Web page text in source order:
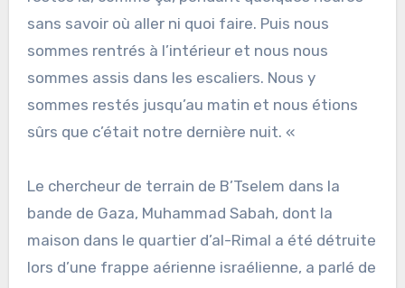
sans savoir où aller ni quoi faire. Puis nous
sommes rentrés à l’intérieur et nous nous
sommes assis dans les escaliers. Nous y
sommes restés jusqu’au matin et nous étions
sûrs que c’était notre dernière nuit. «
Le chercheur de terrain de B’Tselem dans la
bande de Gaza, Muhammad Sabah, dont la
maison dans le quartier d’al-Rimal a été détruite
lors d’une frappe aérienne israélienne, a parlé de